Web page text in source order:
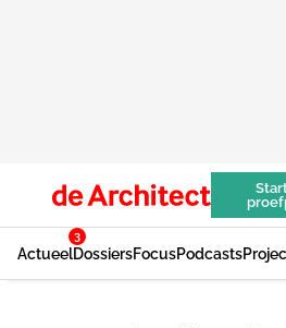
Actueel
3
DossiersFocusPodcasts